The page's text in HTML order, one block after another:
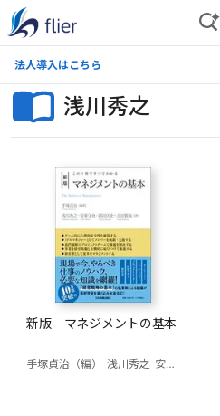
法人導入はこちら
浅川秀之
新版 マネジメントの基本
手塚貞治（編） 浅川秀之 安東守央